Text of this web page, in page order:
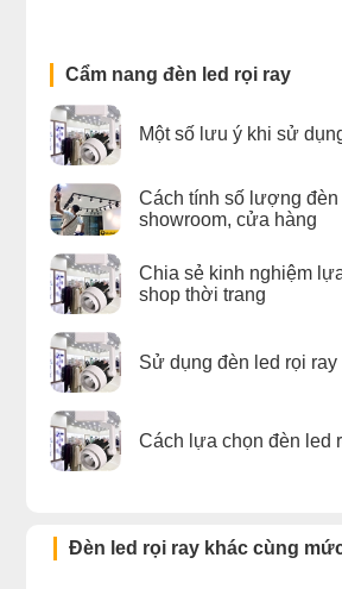
Cẩm nang đèn led rọi ray
Một số lưu ý khi sử
Cách tính số lượng
showroom, cửa hàng
Chia sẻ kinh nghiệm
shop thời trang
Sử dụng đèn led rọi
Cách lựa chọn đèn led
Đèn led rọi ray khác cùng